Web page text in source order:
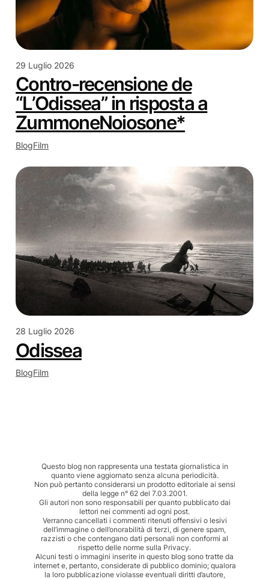
29 Luglio 2026
Contro-recensione de
“L’Odissea” in risposta a
ZummoneNoiosone*
BlogFilm
28 Luglio 2026
Odissea
BlogFilm
Questo blog non rappresenta una testata giornalistica in
quanto viene aggiornato senza alcuna periodicità.
Non può pertanto considerarsi un prodotto editoriale ai sensi
della legge n° 62 del 7.03.2001.
Gli autori non sono responsabili per quanto pubblicato dai
lettori nei commenti ad ogni post.
Verranno cancellati i commenti ritenuti offensivi o lesivi
dell’immagine o dell’onorabilità di terzi, di genere spam,
razzisti o che contengano dati personali non conformi al
rispetto delle norme sulla Privacy.
Alcuni testi o immagini inserite in questo blog sono tratte da
internet e, pertanto, considerate di pubblico dominio; qualora
la loro pubblicazione violasse eventuali diritti d’autore,